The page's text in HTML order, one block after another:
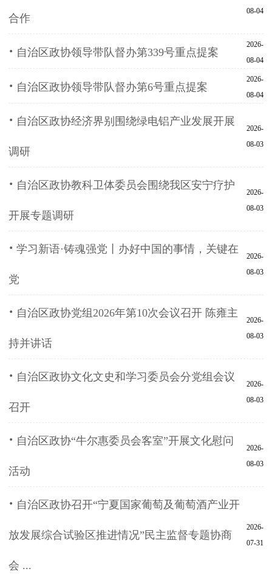
合作
08-04
· 自治区政协领导带队督办第339号重点提案
2026-
08-04
· 自治区政协领导带队督办第6号重点提案
2026-
08-04
· ​自治区政协经济界别围绕绿电铝产业发展开展
调研
2026-
08-03
· 自治区政协教科卫体委员会围绕我区安宁疗护
开展专题调研
2026-
08-03
· 学习新语·铸魂强党丨办好中国的事情，关键在
党
2026-
08-03
· 自治区政协党组2026年第10次会议召开 陈雍主
持并讲话
2026-
08-03
· 自治区政协文化文史和学习委员会分党组会议
召开
2026-
08-03
· 自治区政协“牛尔惠委员会客室”开展文化慰问
活动
2026-
08-03
· 自治区政协召开“宁夏国家葡萄及葡萄酒产业开
放发展综合试验区推进情况”民主监督专题协商
会 ...
2026-
07-31